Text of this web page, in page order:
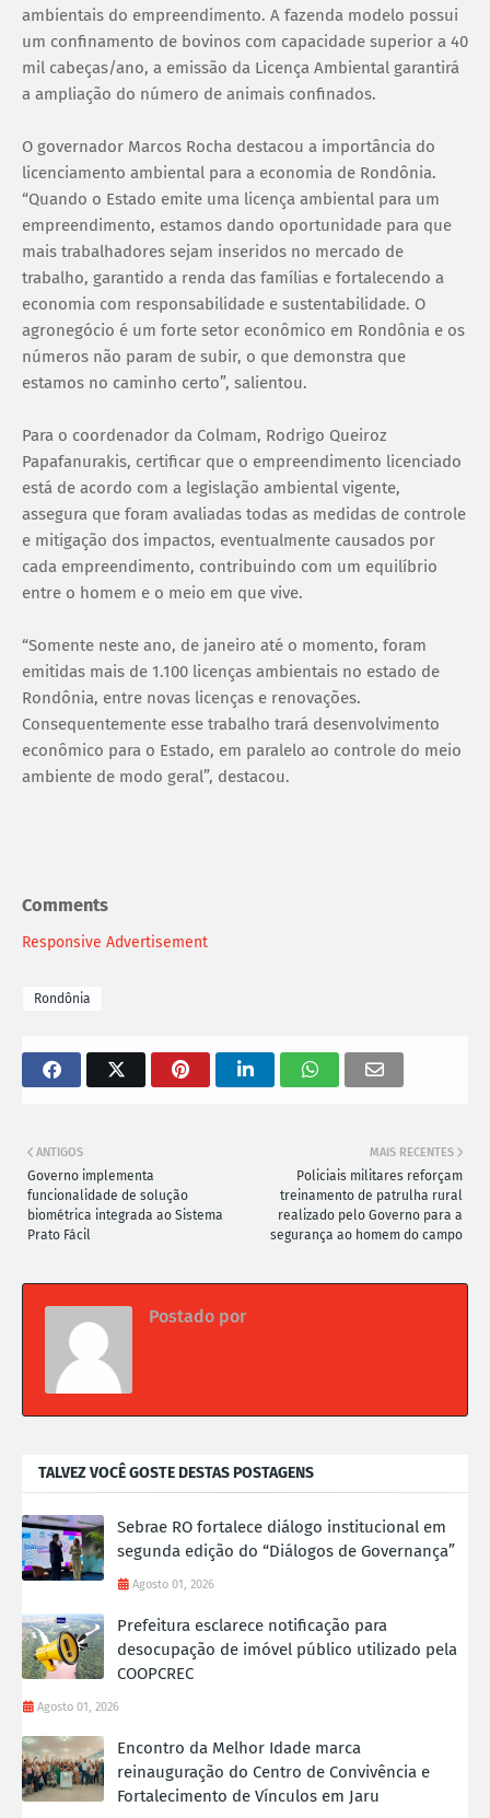
ambientais do empreendimento. A fazenda modelo possui
um confinamento de bovinos com capacidade superior a 40
mil cabeças/ano, a emissão da Licença Ambiental garantirá
a ampliação do número de animais confinados.
O governador Marcos Rocha destacou a importância do
licenciamento ambiental para a economia de Rondônia.
“Quando o Estado emite uma licença ambiental para um
empreendimento, estamos dando oportunidade para que
mais trabalhadores sejam inseridos no mercado de
trabalho, garantido a renda das famílias e fortalecendo a
economia com responsabilidade e sustentabilidade. O
agronegócio é um forte setor econômico em Rondônia e os
números não param de subir, o que demonstra que
estamos no caminho certo”, salientou.
Para o coordenador da Colmam, Rodrigo Queiroz
Papafanurakis, certificar que o empreendimento licenciado
está de acordo com a legislação ambiental vigente,
assegura que foram avaliadas todas as medidas de controle
e mitigação dos impactos, eventualmente causados por
cada empreendimento, contribuindo com um equilíbrio
entre o homem e o meio em que vive.
“Somente neste ano, de janeiro até o momento, foram
emitidas mais de 1.100 licenças ambientais no estado de
Rondônia, entre novas licenças e renovações.
Consequentemente esse trabalho trará desenvolvimento
econômico para o Estado, em paralelo ao controle do meio
ambiente de modo geral”, destacou.
Comments
Responsive Advertisement
Rondônia
MAIS RECENTES
Policiais militares reforçam
treinamento de patrulha rural
realizado pelo Governo para a
segurança ao homem do campo
ANTIGOS
Governo implementa
funcionalidade de solução
biométrica integrada ao Sistema
Prato Fácil
Postado por
TALVEZ VOCÊ GOSTE DESTAS POSTAGENS
Sebrae RO fortalece diálogo institucional em
segunda edição do “Diálogos de Governança”
Agosto 01, 2026
Prefeitura esclarece notificação para
desocupação de imóvel público utilizado pela
COOPCREC
Agosto 01, 2026
Encontro da Melhor Idade marca
reinauguração do Centro de Convivência e
Fortalecimento de Vínculos em Jaru